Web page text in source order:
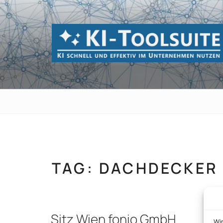
Zum
Inhalt
springen
KI-
KI schnell und effektiv im Unternehmen
TAG: DACHDECKER
Sitz Wien fonio GmbH